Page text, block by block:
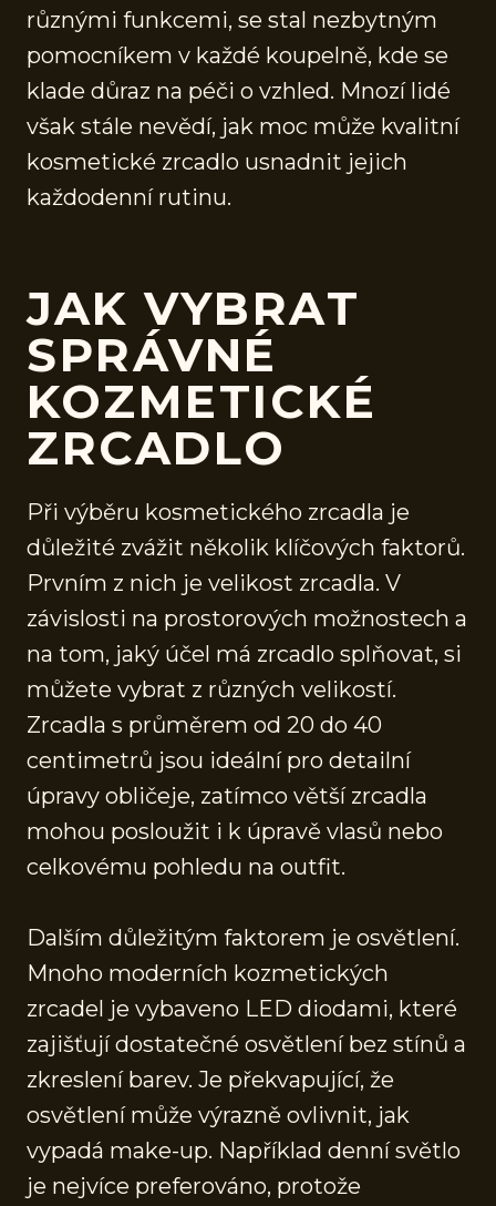
různými funkcemi, se stal nezbytným
pomocníkem v každé koupelně, kde se
klade důraz na péči o vzhled. Mnozí lidé
však stále nevědí, jak moc může kvalitní
kosmetické zrcadlo usnadnit jejich
každodenní rutinu.
JAK VYBRAT
SPRÁVNÉ
KOZMETICKÉ
ZRCADLO
Při výběru kosmetického zrcadla je
důležité zvážit několik klíčových faktorů.
Prvním z nich je velikost zrcadla. V
závislosti na prostorových možnostech a
na tom, jaký účel má zrcadlo splňovat, si
můžete vybrat z různých velikostí.
Zrcadla s průměrem od 20 do 40
centimetrů jsou ideální pro detailní
úpravy obličeje, zatímco větší zrcadla
mohou posloužit i k úpravě vlasů nebo
celkovému pohledu na outfit.
Dalším důležitým faktorem je osvětlení.
Mnoho moderních kozmetických
zrcadel je vybaveno LED diodami, které
zajišťují dostatečné osvětlení bez stínů a
zkreslení barev. Je překvapující, že
osvětlení může výrazně ovlivnit, jak
vypadá make-up. Například denní světlo
je nejvíce preferováno, protože